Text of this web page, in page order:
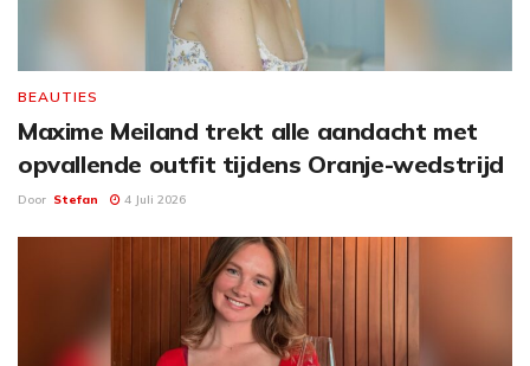
BEAUTIES
Maxime Meiland trekt alle aandacht met
opvallende outfit tijdens Oranje-wedstrijd
Door Stefan 4 Juli 2026